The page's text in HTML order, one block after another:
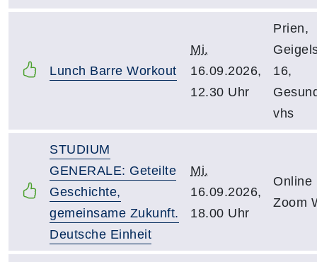
Lunch Barre Workout
Mi.
16.09.2026,
12.30 Uhr
Prien,
16,
vhs
STUDIUM
GENERALE: Geteilte
Geschichte,
gemeinsame Zukunft.
Deutsche Einheit
Mi.
16.09.2026,
18.00 Uhr
Online
Zoom